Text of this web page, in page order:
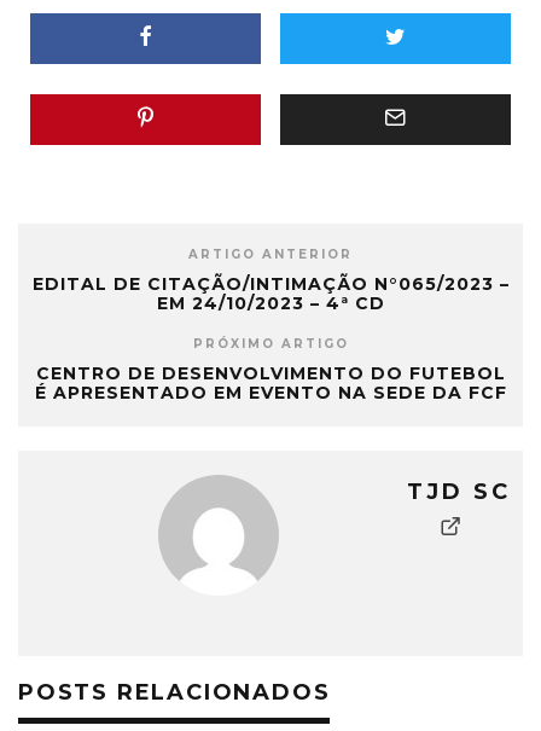
ARTIGO ANTERIOR
EDITAL DE CITAÇÃO/INTIMAÇÃO N°065/2023 –
EM 24/10/2023 – 4ª CD
PRÓXIMO ARTIGO
CENTRO DE DESENVOLVIMENTO DO FUTEBOL
É APRESENTADO EM EVENTO NA SEDE DA FCF
TJD SC
POSTS RELACIONADOS